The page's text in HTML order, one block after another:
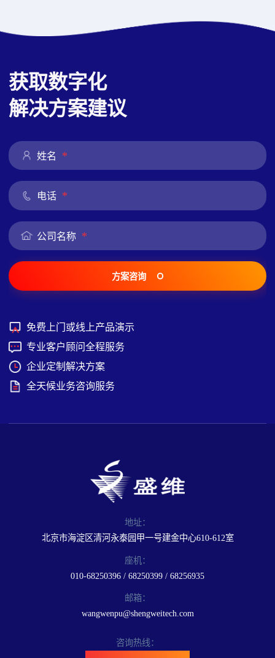
获取数字化
解决方案建议
姓名 *
电话 *
公司名称 *
方案咨询
免费上门或线上产品演示
专业客户顾问全程服务
企业定制解决方案
全天候业务咨询服务
地址：
北京市海淀区清河永泰园甲一号建金中心610-612室
座机：
010-68250396 / 68250399 / 68256935
邮箱：
wangwenpu@shengweitech.com
咨询热线：